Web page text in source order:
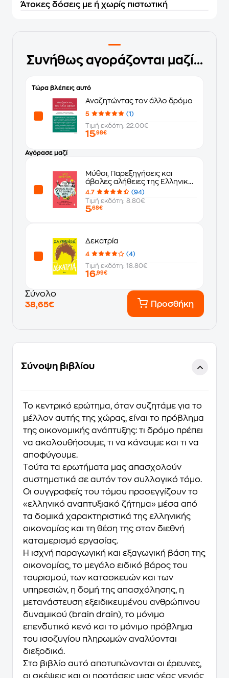
Άτοκες δόσεις με ή χωρίς πιστωτική
Συνήθως αγοράζονται μαζί...
Τώρα βλέπεις αυτό
Αναζητώντας τον άλλο δρόμο
5
(1)
Τιμή εκδότη: 22.00€
15,98€
Αγόρασε μαζί
Μύθοι, Παρεξηγήσεις και
άβολες αλήθειες της Ελληνικής
ιστορίας
4.7
(94)
Τιμή εκδότη: 8.80€
5,68€
Δεκατρία
4
(4)
Τιμή εκδότη: 18.80€
16,99€
Σύνολο
38,65€
Προσθήκη
Σύνοψη βιβλίου
Το κεντρικό ερώτημα, όταν συζητάμε για το
μέλλον αυτής της χώρας, είναι το πρόβλημα
της οικονομικής ανάπτυξης: τι δρόμο πρέπει
να ακολουθήσουμε, τι να κάνουμε και τι να
αποφύγουμε.
Tούτα τα ερωτήματα μας απασχολούν
συστηματικά σε αυτόν τον συλλογικό τόμο.
Οι συγγραφείς του τόμου προσεγγίζουν το
«ελληνικό αναπτυξιακό ζήτημα» μέσα από
τα δομικά χαρακτηριστικά της ελληνικής
οικονομίας και τη θέση της στον διεθνή
καταμερισμό εργασίας.
Η ισχνή παραγωγική και εξαγωγική βάση της
οικονομίας, το μεγάλο ειδικό βάρος του
τουρισμού, των κατασκευών και των
υπηρεσιών, η δομή της απασχόλησης, η
μετανάστευση εξειδικευμένου ανθρώπινου
δυναμικού (brain drain), το μόνιμο
επενδυτικό κενό και το μόνιμο πρόβλημα
του ισοζυγίου πληρωμών αναλύονται
διεξοδικά.
Στο βιβλίο αυτό αποτυπώνονται οι έρευνες,
οι σκέψεις και οι προτάσεις μιας νέας γενιάς